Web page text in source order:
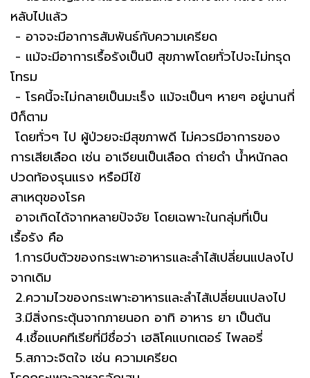
หลับไปแล้ว
- อาจจะมีอาการสัมพันธ์กับความเครียด
- แม้จะมีอาการเรื้อรังเป็นปี สุขภาพโดยทั่วไปจะไม่ทรุด
โทรม
- โรคนี้จะไม่กลายเป็นมะเร็ง แม้จะเป็นๆ หายๆ อยู่นานกี่
ปีก็ตาม
โดยทั่วๆ ไป ผู้ป่วยจะมีสุขภาพดี ไม่ควรมีอาการของ
การเสียเลือด เช่น อาเจียนเป็นเลือด ถ่ายดำ น้ำหนักลด
ปวดท้องรุนแรง หรือมีไข้
สาเหตุของโรค
อาจเกิดได้จากหลายปัจจัย โดยเฉพาะในกลุ่มที่เป็น
เรื้อรัง คือ
1.การบีบตัวของกระเพาะอาหารและลำไส้เปลี่ยนแปลงไป
จากเดิม
2.ความไวของกระเพาะอาหารและลำไส้เปลี่ยนแปลงไป
3.มีสิ่งกระตุ้นจากภายนอก อาทิ อาหาร ยา เป็นต้น
4.เชื้อแบคทีเรียที่มีชื่อว่า เฮลิโคแบกเตอร์ ไพลอรี่
5.สภาวะจิตใจ เช่น ความเครียด